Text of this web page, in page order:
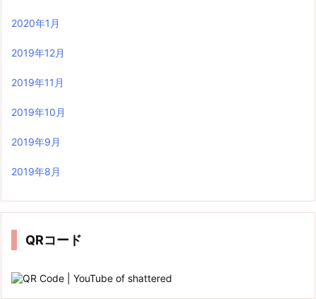
2020年1月
2019年12月
2019年11月
2019年10月
2019年9月
2019年8月
QRコード